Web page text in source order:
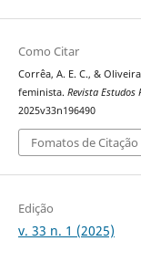
Como Citar
Corrêa, A. E. C., &
feminista. Revista Estudos
2025v33n196490
Fomatos de Citação
Edição
v. 33 n. 1 (2025)